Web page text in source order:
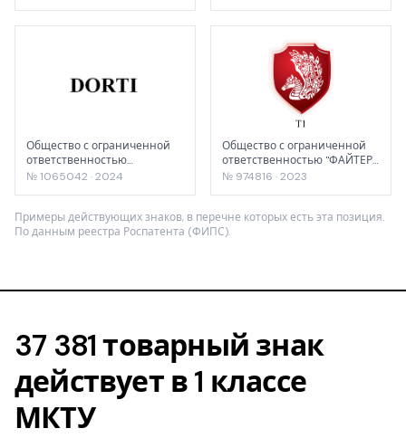
Общество с ограниченной
ответственностью
«ИНВАДИС»
№ 1065042 · 2024
Общество с ограниченной
ответственностью "ФАЙТЕР
ГРУПП"
№ 974816 · 2023
Примеры действующих знаков, в перечне которых есть эта позиция.
По данным реестра Роспатента (ФИПС).
37 381 товарный знак
действует в 1 классе
МКТУ